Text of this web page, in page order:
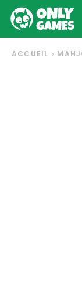
ACCUEIL